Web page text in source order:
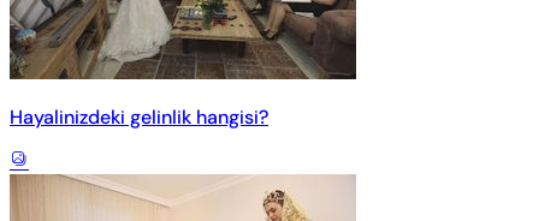
Hayalinizdeki gelinlik hangisi?